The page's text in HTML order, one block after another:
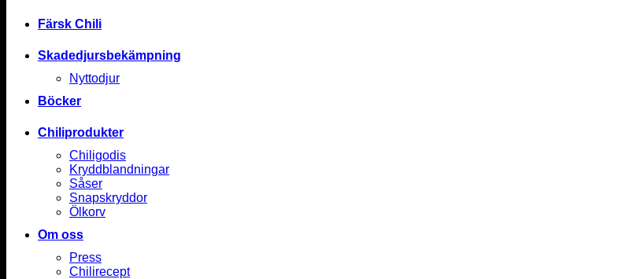
Färsk Chili
Skadedjursbekämpning
Nyttodjur
Böcker
Chiliprodukter
Chiligodis
Kryddblandningar
Såser
Snapskryddor
Ölkorv
Om oss
Press
Chilirecept